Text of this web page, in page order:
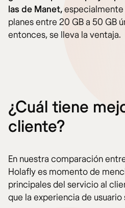
las de Manet,especialmente
planes entre 20 GB a 50 GB
entonces, se lleva la ventaja.
¿Cuál tiene
cliente?
En nuestra comparación
Holafly es momento de
principales del servicio al
que la experiencia de